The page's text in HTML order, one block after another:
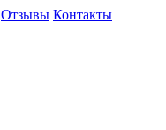
Отзывы Контакты